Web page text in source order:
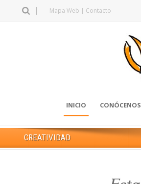
Mapa Web | Contacto
INICIO CONÓCENOS
CREATIVIDAD